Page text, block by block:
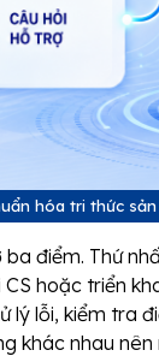
hóa tri thức
điểm. Thứ
CS hoặc triển
lý lỗi, kiểm tra
khác nhau